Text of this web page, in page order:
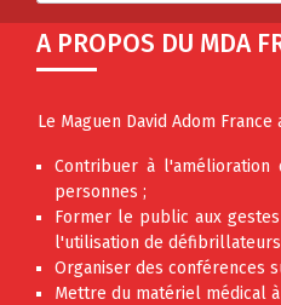
A PROPOS DU MDA
Le Maguen David Adom
Contribuer à l'amélioration
personnes ;
Former le public aux
l'utilisation de
Organiser des conférences
Mettre du matériel médical